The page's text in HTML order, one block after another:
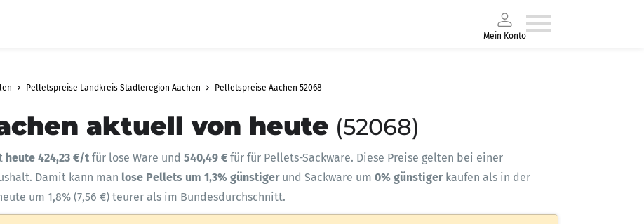
Mein Konto
Pelletspreise Landkreis Städteregion Aachen Pelletspreise Aachen 52068
aktuell von heute (52068)
heute 424,23 €/t für lose Ware und 540,49 € für für Pellets-Sackware. Diese Preise gelten bei einer
Damit kann man lose Pellets um 1,3% günstiger und Sackware um 0% günstigerkaufen als in der
um 1,8% (7,56 €) teurer als im Bundesdurchschnitt.